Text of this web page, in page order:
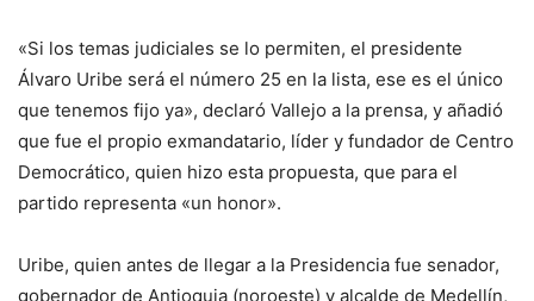
«Si los temas judiciales se lo permiten, el presidente
Álvaro Uribe será el número 25 en la lista, ese es el único
que tenemos fijo ya», declaró Vallejo a la prensa, y añadió
que fue el propio exmandatario, líder y fundador de Centro
Democrático, quien hizo esta propuesta, que para el
partido representa «un honor».
Uribe, quien antes de llegar a la Presidencia fue senador,
gobernador de Antioquia (noroeste) y alcalde de Medellín,